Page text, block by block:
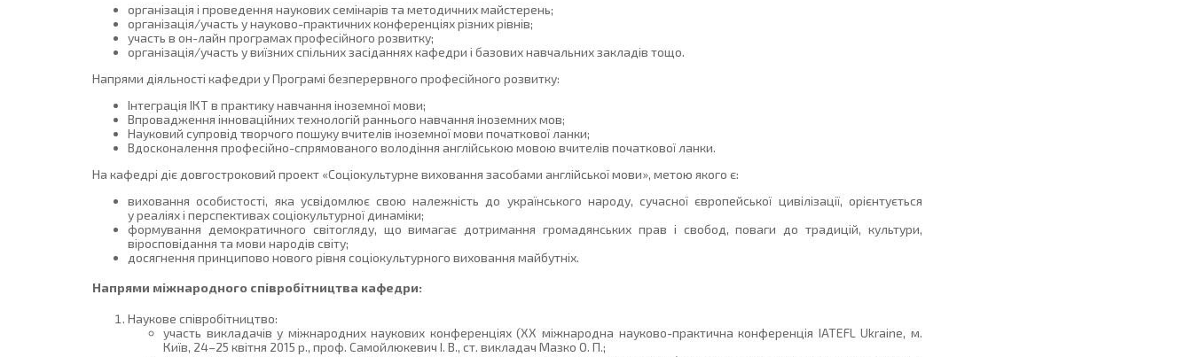
організація і проведення наукових семінарів та методичних майстерень;
організація/участь у науково-практичних конференціях різних рівнів;
участь в он-лайн програмах професійного розвитку;
організація/участь у виїзних спільних засіданнях кафедри і базових навчальних закладів тощо.
Напрями діяльності кафедри у Програмі безперервного професійного розвитку:
Інтеграція ІКТ в практику навчання іноземної мови;
Впровадження інноваційних технологій раннього навчання іноземних мов;
Науковий супровід творчого пошуку вчителів іноземної мови початкової ланки;
Вдосконалення професійно-спрямованого володіння англійською мовою вчителів початкової ланки.
На кафедрі діє довгостроковий проект «Соціокультурне виховання засобами англійської мови», метою якого є:
виховання особистості, яка усвідомлює свою належність до українського народу, сучасної європейської цивілізації, орієнтується
у реаліях і перспективах соціокультурної динаміки;
формування демократичного світогляду, що вимагає дотримання громадянських прав і свобод, поваги до традицій, культури,
віросповідання та мови народів світу;
досягнення принципово нового рівня соціокультурного виховання майбутніх.
Напрями міжнародного співробітництва кафедри:
Наукове співробітництво:
участь викладачів у міжнародних наукових конференціях (ХХ міжнародна науково-практична конференція IATEFL Ukraine, м.
Київ, 24–25 квітня 2015 р., проф. Самойлюкевич І. В., ст. викладач Мазко О. П.;